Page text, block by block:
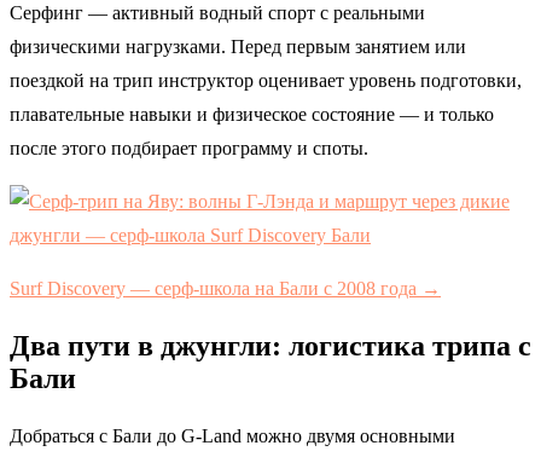
Серфинг — активный водный спорт с реальными
физическими нагрузками. Перед первым занятием или
поездкой на трип инструктор оценивает уровень подготовки,
плавательные навыки и физическое состояние — и только
после этого подбирает программу и споты.
Surf Discovery — серф-школа на Бали с 2008 года →
Два пути в джунгли: логистика трипа с
Бали
Добраться с Бали до G-Land можно двумя основными